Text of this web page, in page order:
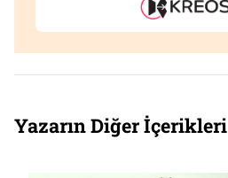
Yazarın Diğer İçerikleri